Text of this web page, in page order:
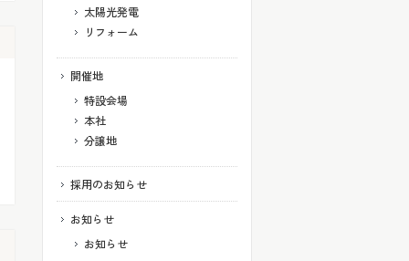
太陽光発電
リフォーム
開催地
特設会場
本社
分譲地
採用のお知らせ
お知らせ
お知らせ